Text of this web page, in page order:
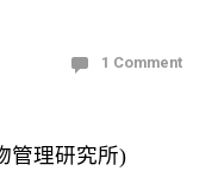
1 Comment
管理研究所)